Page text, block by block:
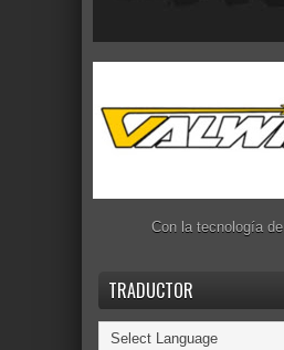
Con la tecnología de
TRADUCTOR